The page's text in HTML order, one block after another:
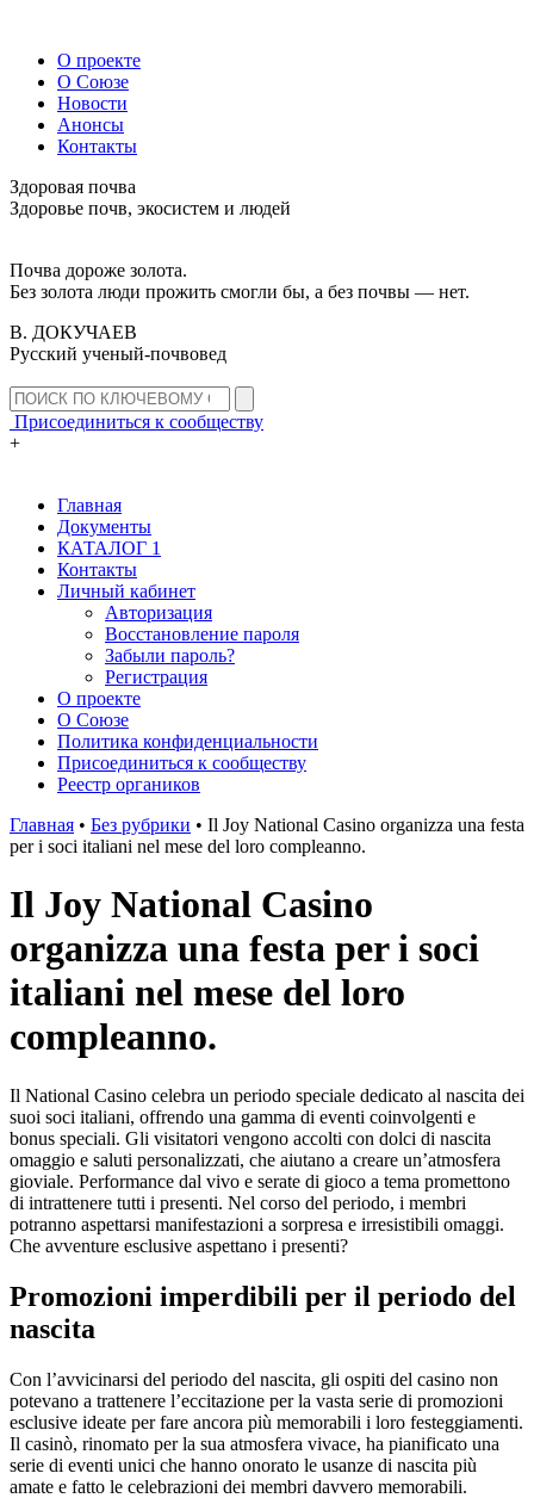
О проекте
О Союзе
Новости
Анонсы
Контакты
Здоровая почва
Здоровье почв, экосистем и людей
Почва дороже золота.
Без золота люди прожить смогли бы, а без почвы — нет.
В. ДОКУЧАЕВ
Русский ученый-почвовед
Присоединиться к сообществу
+
Главная
Документы
КАТАЛОГ 1
Контакты
Личный кабинет
Авторизация
Восстановление пароля
Забыли пароль?
Регистрация
О проекте
О Союзе
Политика конфиденциальности
Присоединиться к сообществу
Реестр органиков
Главная • Без рубрики • Il Joy National Casino organizza una festa
per i soci italiani nel mese del loro compleanno.
Il Joy National Casino
organizza una festa per i soci
italiani nel mese del loro
compleanno.
Il National Casino celebra un periodo speciale dedicato al nascita dei
suoi soci italiani, offrendo una gamma di eventi coinvolgenti e
bonus speciali. Gli visitatori vengono accolti con dolci di nascita
omaggio e saluti personalizzati, che aiutano a creare un’atmosfera
gioviale. Performance dal vivo e serate di gioco a tema promettono
di intrattenere tutti i presenti. Nel corso del periodo, i membri
potranno aspettarsi manifestazioni a sorpresa e irresistibili omaggi.
Che avventure esclusive aspettano i presenti?
Promozioni imperdibili per il periodo del
nascita
Con l’avvicinarsi del periodo del nascita, gli ospiti del casino non
potevano a trattenere l’eccitazione per la vasta serie di promozioni
esclusive ideate per fare ancora più memorabili i loro festeggiamenti.
Il casinò, rinomato per la sua atmosfera vivace, ha pianificato una
serie di eventi unici che hanno onorato le usanze di nascita più
amate e fatto le celebrazioni dei membri davvero memorabili.